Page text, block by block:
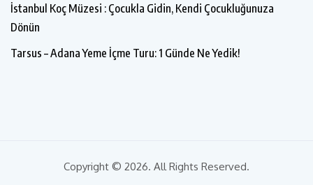
İstanbul Koç Müzesi : Çocukla Gidin, Kendi Çocukluğunuza
Dönün
Tarsus – Adana Yeme İçme Turu: 1 Günde Ne Yedik!
Copyright © 2026. All Rights Reserved.